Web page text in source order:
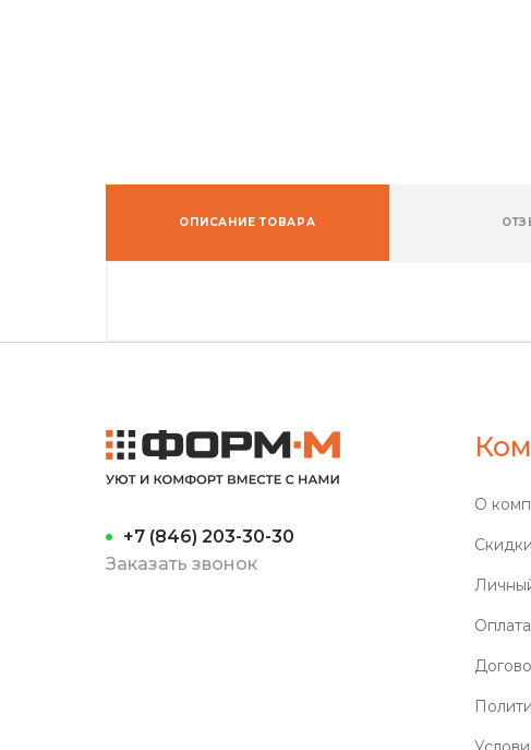
ОПИСАНИЕ ТОВАРА
+7 (846) 203-30-30
Заказать звонок
О
Скидки